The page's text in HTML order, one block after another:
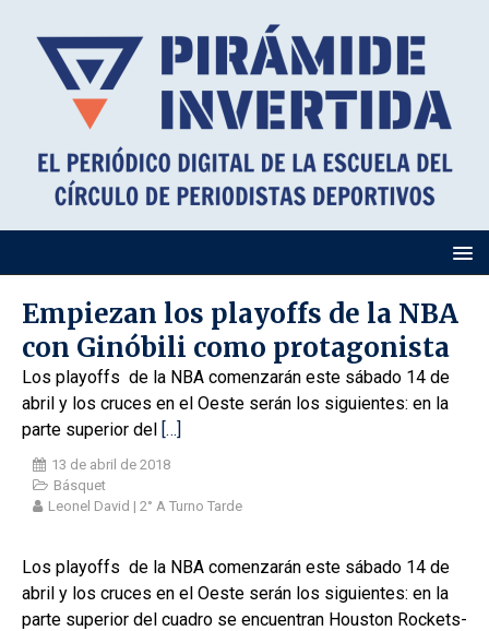
Empiezan los playoffs de la NBA
con Ginóbili como protagonista
Los playoffs de la NBA comenzarán este sábado 14 de
abril y los cruces en el Oeste serán los siguientes: en la
parte superior del […]
13 de abril de 2018
Básquet
Leonel David | 2° A Turno Tarde
Los playoffs de la NBA comenzarán este sábado 14 de
abril y los cruces en el Oeste serán los siguientes: en la
parte superior del cuadro se encuentran Houston Rockets-